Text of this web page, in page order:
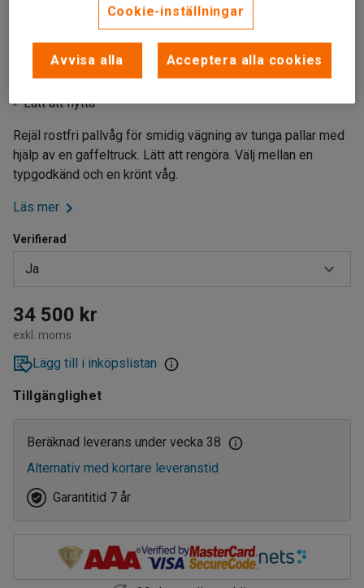
IP67-klassade lastceller
Stor LCD-display
Lätt att flytta
Rejäl rostfri pallvåg för smidig vägning av tunga pallar med
hjälp av en gaffeltruck. Lätt att rengöra. Välj mellan en
typgodkänd och en krönt våg.
Läs mer
Verifierad
Ja
Ja
Nej
34 500 kr
exkl. moms
Lägg till i inköpslistan
Tillgänglighet
Beräknad leverans under vecka 38
Alternativ med kortare leveranstid
Garantitid 7 år
Cookie-inställningar
Avvisa alla Acceptera alla cookies